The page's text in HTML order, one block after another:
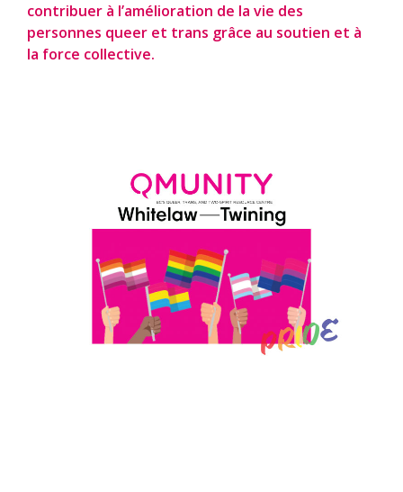
contribuer à l’amélioration de la vie des
personnes queer et trans grâce au soutien et à
la force collective.